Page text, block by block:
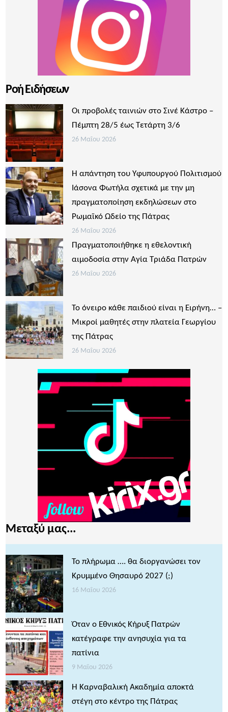
Ροή Ειδήσεων
Οι προβολές ταινιών στο Σινέ Κάστρο –
Πέμπτη 28/5 έως Τετάρτη 3/6
26 Μαΐου 2026
Η απάντηση του Υφυπουργού Πολιτισμού
Ιάσονα Φωτήλα σχετικά με την μη
πραγματοποίηση εκδηλώσεων στο
Ρωμαϊκό Ωδείο της Πάτρας
26 Μαΐου 2026
Πραγματοποιήθηκε η εθελοντική
αιμοδοσία στην Αγία Τριάδα Πατρών
26 Μαΐου 2026
Το όνειρο κάθε παιδιού είναι η Ειρήνη… –
Μικροί μαθητές στην πλατεία Γεωργίου
της Πάτρας
26 Μαΐου 2026
Μεταξύ μας...
Το πλήρωμα …. θα διοργανώσει τον
Κρυμμένο Θησαυρό 2027 (;)
16 Μαΐου 2026
Όταν ο Εθνικός Κήρυξ Πατρών
κατέγραφε την ανησυχία για τα
πατίνια
9 Μαΐου 2026
Η Καρναβαλική Ακαδημία αποκτά
στέγη στο κέντρο της Πάτρας